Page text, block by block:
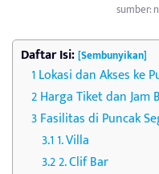
sumber:
Daftar Isi:[Sembunyikan]
Lokasi dan Akses ke
Harga Tiket dan Jam
Fasilitas di Puncak
1. Villa
2. Clif Bar